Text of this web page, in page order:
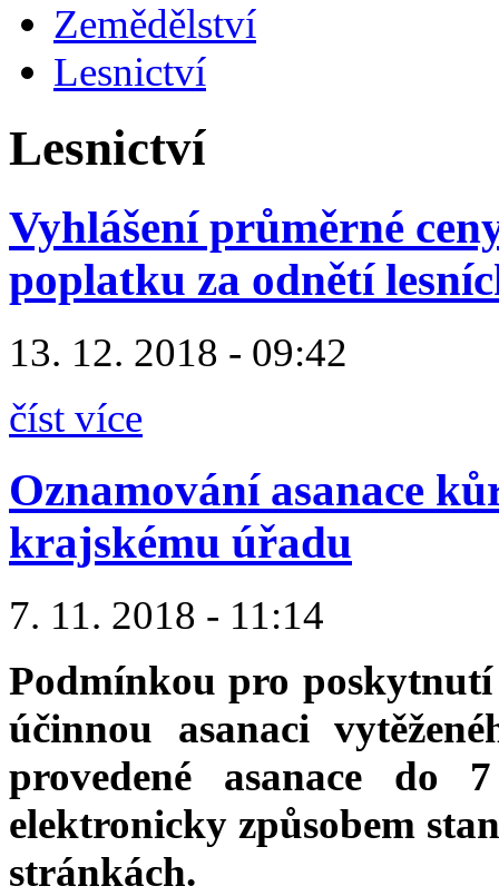
Zemědělství
Lesnictví
Lesnictví
Vyhlášení průměrné
poplatku za odnětí
13. 12. 2018 - 09:42
číst více
Oznamování asanace
krajskému úřadu
7. 11. 2018 - 11:14
Podmínkou pro
účinnou asanaci
provedené asanace
elektronicky způsobem
stránkách.